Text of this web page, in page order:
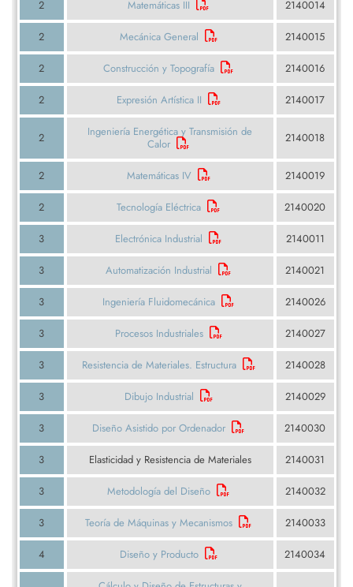
2 Matemáticas III 2140014
2 Mecánica General 2140015
2 Construcción y Topografía 2140016
2 Expresión Artística II 2140017
2
Ingeniería Energética y Transmisión de
Calor
2140018
2 Matemáticas IV 2140019
2 Tecnología Eléctrica 2140020
3 Electrónica Industrial 2140011
3 Automatización Industrial 2140021
3 Ingeniería Fluidomecánica 2140026
3 Procesos Industriales 2140027
3 Resistencia de Materiales. Estructura 2140028
3 Dibujo Industrial 2140029
3 Diseño Asistido por Ordenador 2140030
3 Elasticidad y Resistencia de Materiales 2140031
3 Metodología del Diseño 2140032
3 Teoría de Máquinas y Mecanismos 2140033
4 Diseño y Producto 2140034